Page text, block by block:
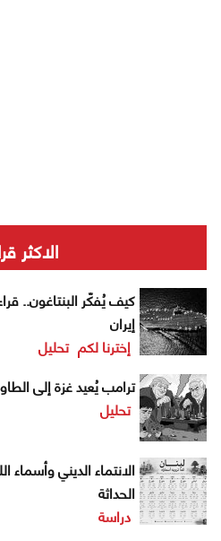
الاكثر
كيف يُفكّر البنتاغون..
إيران
إخترنا لكم تحليل
ترامب يُعيد غزة إلى
تحليل
الانتماء الديني وأسماء
الحداثة
دراسة